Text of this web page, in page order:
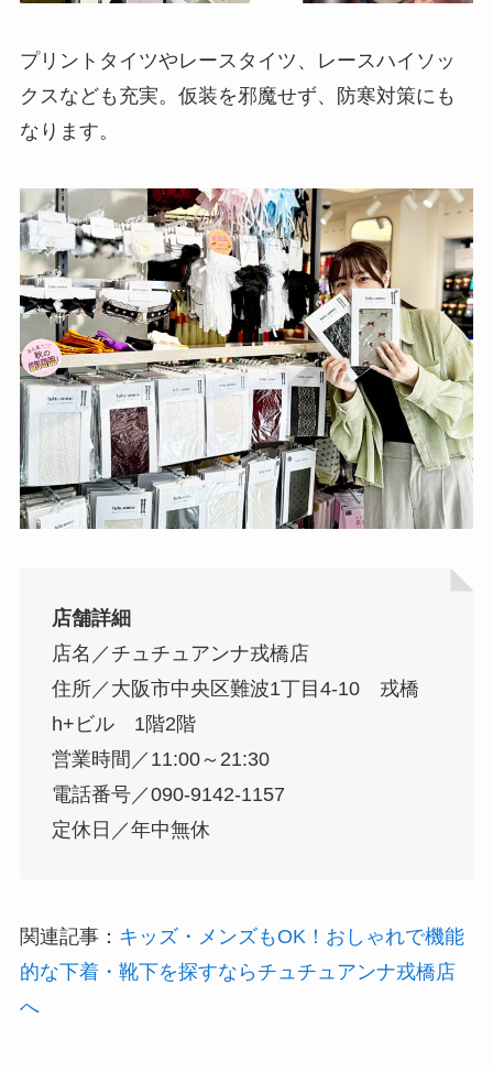
プリントタイツやレースタイツ、レースハイソッ
クスなども充実。仮装を邪魔せず、防寒対策にも
なります。
店舗詳細
店名／チュチュアンナ戎橋店
住所／大阪市中央区難波1丁目4-10 戎橋
h+ビル 1階2階
営業時間／11:00～21:30
電話番号／090-9142-1157
定休日／年中無休
関連記事： キッズ・メンズもOK！おしゃれで機能
的な下着・靴下を探すならチュチュアンナ戎橋店
へ